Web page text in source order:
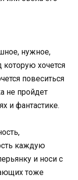
нужное,
хочется
повеситься
не пройдет
и фантастике.
каждую
и носи с
тоже